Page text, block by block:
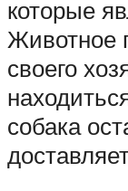
которые
Животное
своего
собака